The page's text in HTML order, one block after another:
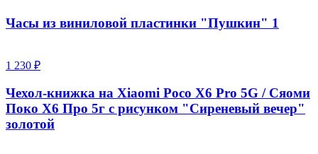
Часы из виниловой пластинки "Пушкин" 1
1 230 ₽
Чехол-книжка на Xiaomi Poco X6 Pro 5G / Сяоми
Поко Х6 Про 5г с рисунком "Сиреневый вечер"
золотой